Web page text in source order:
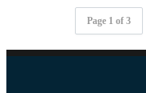
Page 1 of 3